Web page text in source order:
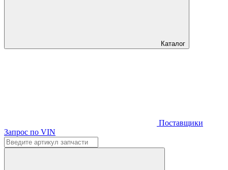
Каталог
Поставщики
Запрос по VIN